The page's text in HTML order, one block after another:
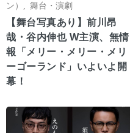
ン）
舞台・演劇
【舞台写真あり】前川昂
哉・谷内伸也 W主演、無情
報「メリー・メリー・メリ
ーゴーランド」いよいよ開
幕！